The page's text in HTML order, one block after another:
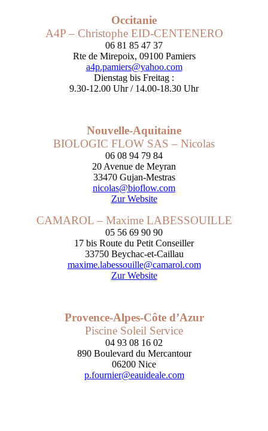
Occitanie
A4P – Christophe EID-CENTENERO
06 81 85 47 37
Rte de Mirepoix, 09100 Pamiers
a4p.pamiers@yahoo.com
Dienstag bis Freitag :
9.30-12.00 Uhr / 14.00-18.30 Uhr
Nouvelle-Aquitaine
BIOLOGIC FLOW SAS – Nicolas
06 08 94 79 84
20 Avenue de Meyran
33470 Gujan-Mestras
nicolas@bioflow.com
Zur Website
CAMAROL – Maxime LABESSOUILLE
05 56 69 90 90
17 bis Route du Petit Conseiller
33750 Beychac-et-Caillau
maxime.labessouille@camarol.com
Zur Website
Provence-Alpes-Côte d’Azur
Piscine Soleil Service
04 93 08 16 02
890 Boulevard du Mercantour
06200 Nice
p.fournier@eauideale.com